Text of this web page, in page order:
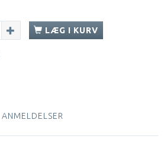
LÆG I KURV
ANMELDELSER